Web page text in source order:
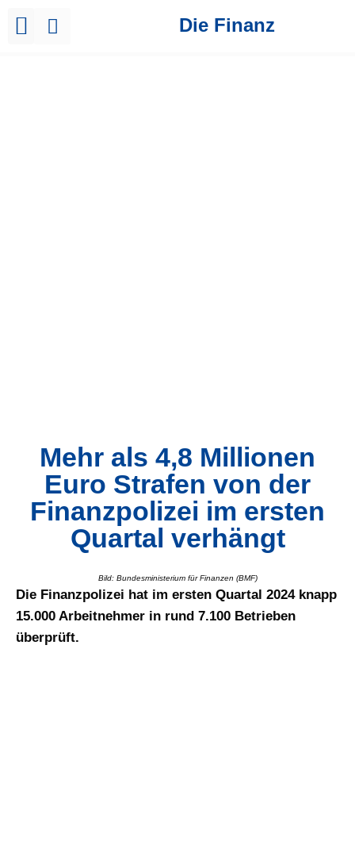
Die Finanz
Mehr als 4,8 Millionen
Euro Strafen von der
Finanzpolizei im ersten
Quartal verhängt
Bild: Bundesministerium für Finanzen (BMF)
Die Finanzpolizei hat im ersten Quartal 2024 knapp
15.000 Arbeitnehmer in rund 7.100 Betrieben
überprüft.